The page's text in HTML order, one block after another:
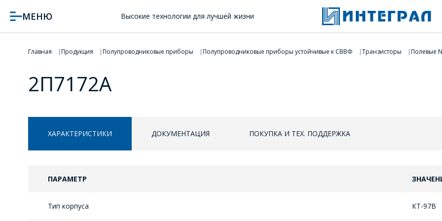
МЕНЮ Высокие технологии для лучшей жизни
Главная Продукция Полупроводниковые приборы Полупроводниковые приборы устойчивые к СВВФ Транзисторы Полевые
2П7172А
ХАРАКТЕРИСТИКИ ДОКУМЕНТАЦИЯ ПОКУПКА И ТЕХ. ПОДДЕРЖКА
ПАРАМЕТР
Тип корпуса КТ-97В